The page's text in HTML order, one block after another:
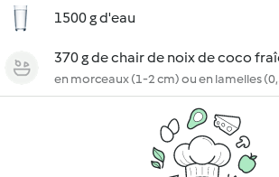
1500 g d'eau
370 g de chair de noix de coco
en morceaux (1-2 cm) ou en lamelles